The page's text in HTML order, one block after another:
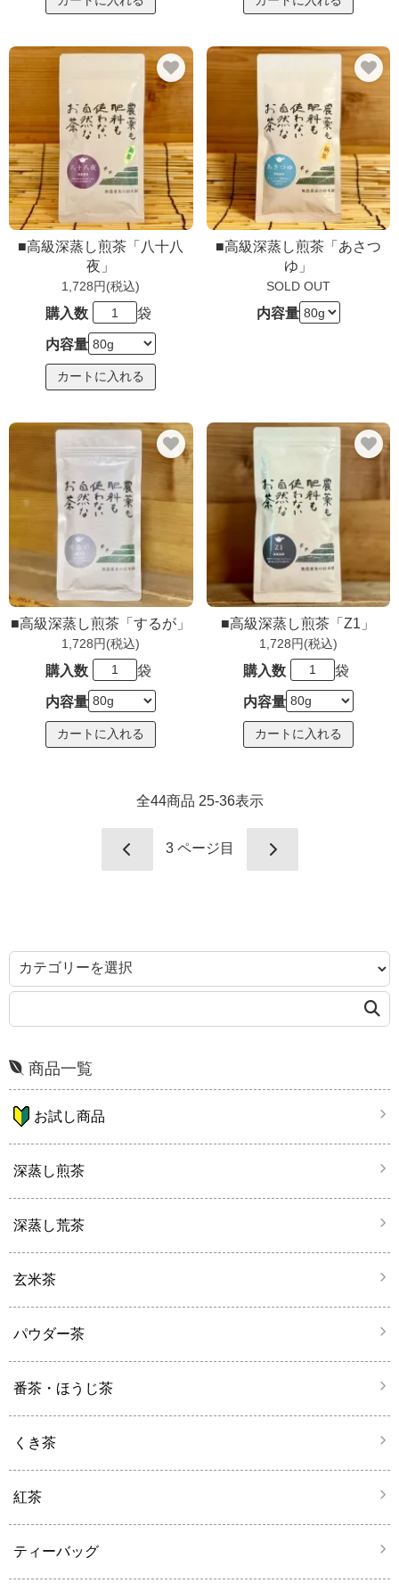
■高級深蒸し煎茶「八十八
夜」
1,728円(税込)
購入数 袋
内容量
■高級深蒸し煎茶「あさつ
ゆ」
SOLD OUT
内容量
■高級深蒸し煎茶「するが」
1,728円(税込)
購入数 袋
内容量
■高級深蒸し煎茶「Z1」
1,728円(税込)
購入数 袋
内容量
全44商品 25-36表示
3 ページ目
商品一覧
お試し商品
深蒸し煎茶
深蒸し荒茶
玄米茶
パウダー茶
番茶・ほうじ茶
くき茶
紅茶
ティーバッグ